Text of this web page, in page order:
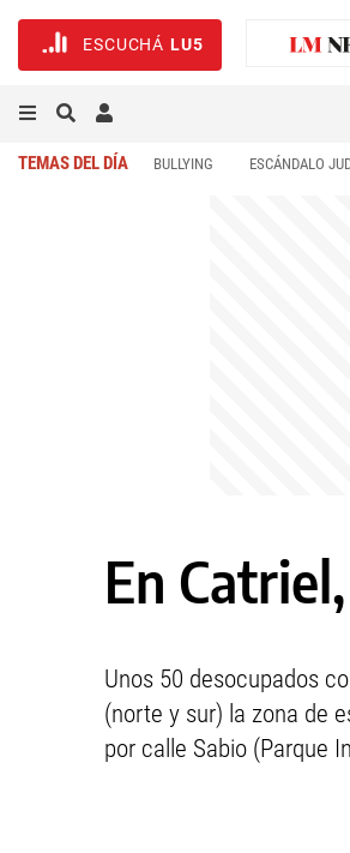
ESCUCHÁ LU5
TEMAS DEL DÍA BULLYING ESCÁNDALO
En
Unos 50 desocupados
(norte y sur) la zona de
por calle Sabio (Parque